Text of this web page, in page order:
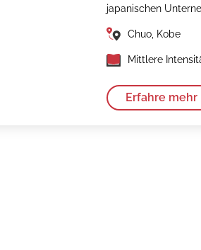
japanischen
Chuo, Kobe
Mittlere
Erfahre mehr